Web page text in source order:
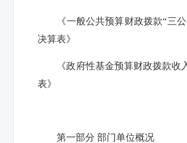
《一般公共预算财政拨款“三
决算表》
《政府性基金预算财政拨款收
表》
第一部分 部门单位概况